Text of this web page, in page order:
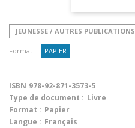
JEUNESSE / AUTRES PUBLICATIONS
Format : PAPIER
ISBN 978-92-871-3573-5
Type de document : Livre
Format : Papier
Langue : Français